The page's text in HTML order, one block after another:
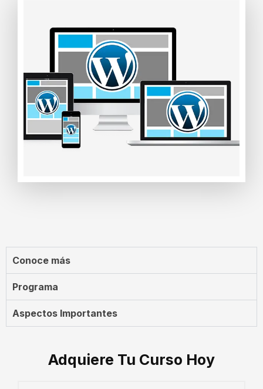
Conoce más
Programa
Aspectos Importantes
Adquiere Tu Curso Hoy